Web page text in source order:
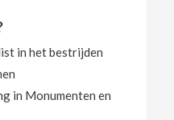
in het bestrijden
in Monumenten en